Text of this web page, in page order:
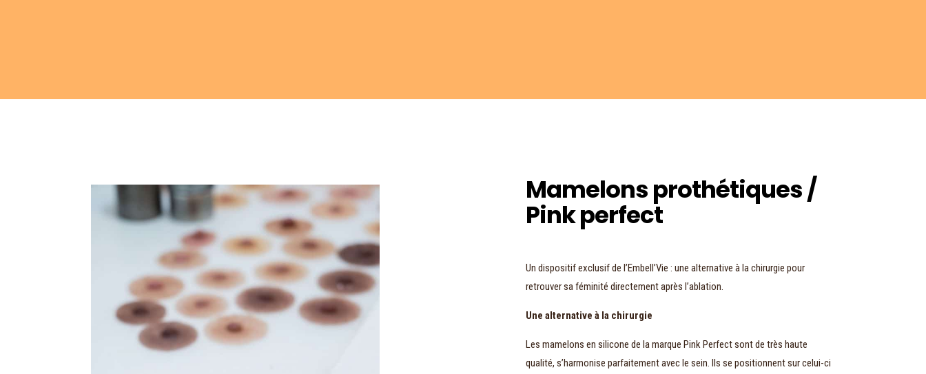
Mamelons prothétiques /
Pink perfect
Un dispositif exclusif de l’Embell’Vie : une alternative à la chirurgie pour
retrouver sa féminité directement après l’ablation.
Une alternative à la chirurgie
Les mamelons en silicone de la marque Pink Perfect sont de très haute
qualité, s’harmonise parfaitement avec le sein. Ils se positionnent sur celui-ci